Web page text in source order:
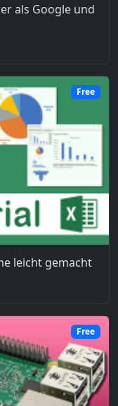
als Google und
Free
leicht gemacht
Free